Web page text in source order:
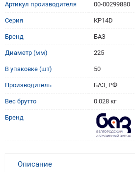
Артикул производителя 00-00299880
Серия КР14D
Бренд БАЗ
Диаметр (мм) 225
В упаковке (шт) 50
Производитель БАЗ, РФ
Вес брутто 0.028 кг
Бренд
Описание